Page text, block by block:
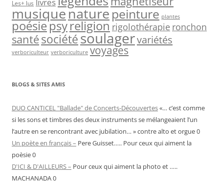
Les+ lus
musiquenature peinture plantes
poésiepsyreligion rigolothérapie ronchon
santésociétésoulagervariétés
verboriculteur verboriculture voyages
BLOGS & SITES AMIS
DUO CANTICEL "Ballade" de Concerts-Découvertes«… c’est comme
si les sons et timbres des deux instruments se mélangeaient l’un
l’autre en se rencontrant avec jubilation… » contre alto et orgue 0
Un poète en français – Pere Guisset….. Pour ceux qui aiment la
poèsie 0
D'ICI & D'AILLEURS – Pour ceux qui aiment la photo et …..
MACHANADA 0